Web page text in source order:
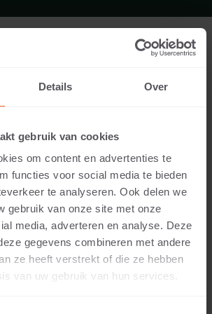
Details Over
gebruik van cookies
om content en advertenties te
functies voor social media te bieden
te analyseren. Ook delen we
gebruik van onze site met onze
media, adverteren en analyse. Deze
gegevens combineren met andere
ze heeft verstrekt of die ze hebben
van uw gebruik van hun services.
BOEKEL